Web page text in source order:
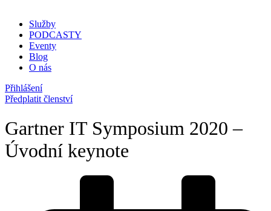
Služby
PODCASTY
Eventy
Blog
O nás
Přihlášení
Předplatit členství
Gartner IT Symposium 2020 –
Úvodní keynote